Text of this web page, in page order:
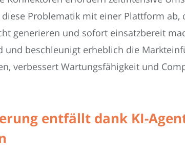
Problematik mit einer Plattform ab,
generieren und sofort einsatzbereit
beschleunigt erheblich die
verbessert Wartungsfähigkeit und
entfällt dank KI-